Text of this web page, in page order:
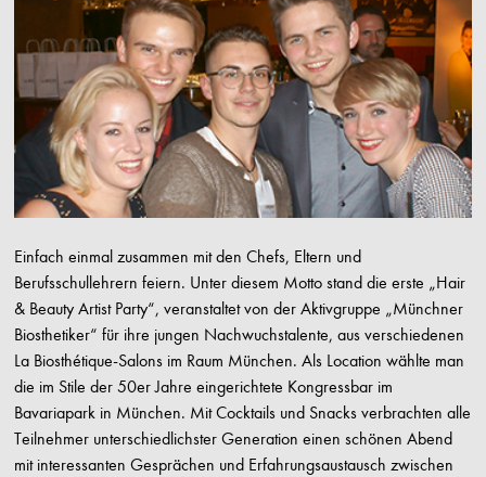
Einfach einmal zusammen mit den Chefs, Eltern und
Berufsschullehrern feiern. Unter diesem Motto stand die erste „Hair
& Beauty Artist Party“, veranstaltet von der Aktivgruppe „Münchner
Biosthetiker“ für ihre jungen Nachwuchstalente, aus verschiedenen
La Biosthétique-Salons im Raum München. Als Location wählte man
die im Stile der 50er Jahre eingerichtete Kongressbar im
Bavariapark in München. Mit Cocktails und Snacks verbrachten alle
Teilnehmer unterschiedlichster Generation einen schönen Abend
mit interessanten Gesprächen und Erfahrungsaustausch zwischen